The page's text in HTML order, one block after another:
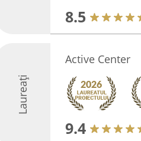
8.5
Laureați
Active Center
9.4